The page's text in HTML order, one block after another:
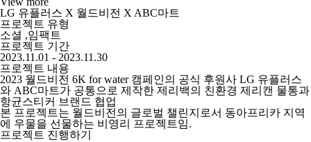
LG 유플러스 X 월드비전 X ABC마트
프로젝트 유형
소셜 ,임팩트
프로젝트 기간
2023.11.01 - 2023.11.30
프로젝트 내용
2023 월드비전 6K for water 캠페인의 공식 후원사 LG 유플러스
와 ABC마트가 공통으로 제작한 제리백의 친환경 제리캔 물통과
항균스티커 브랜드 협업
본 프로젝트는 월드비전의 글로벌 챌린지로서 동아프리카 지역
에 우물을 선물하는 비영리 프로젝트임.
프로젝트 진행하기